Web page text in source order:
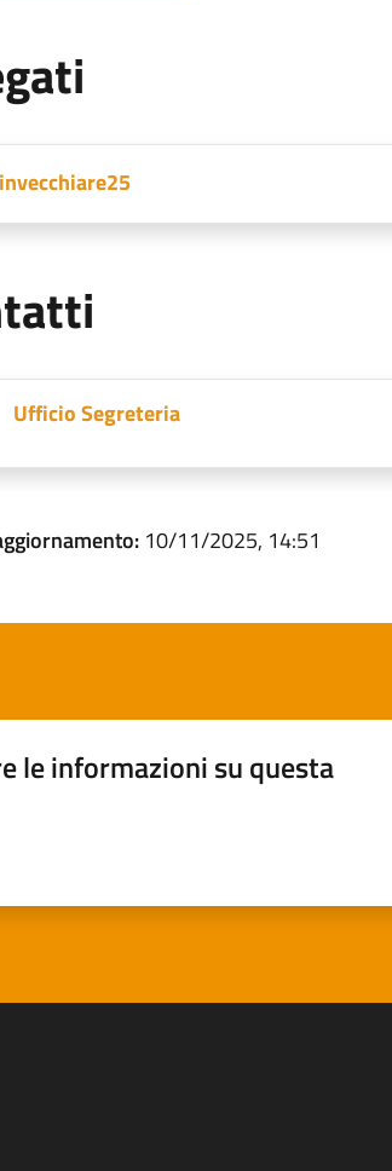
invecchiare25
Ufficio Segreteria
10/11/2025, 14:51
le informazioni su questa